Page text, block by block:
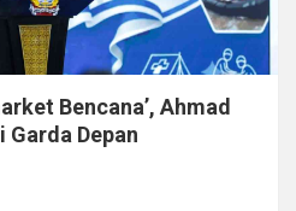
Bencana’, Ahmad
Depan